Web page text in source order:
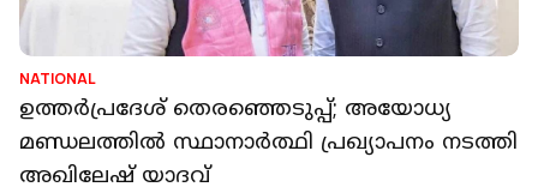
NATIONAL
ഉത്തര്‍പ്രദേശ് തെരഞ്ഞെടുപ്പ്; അയോധ്യ
മണ്ഡലത്തില്‍ സ്ഥാനാര്‍ത്ഥി പ്രഖ്യാപനം നടത്തി
അഖിലേഷ് യാദവ്